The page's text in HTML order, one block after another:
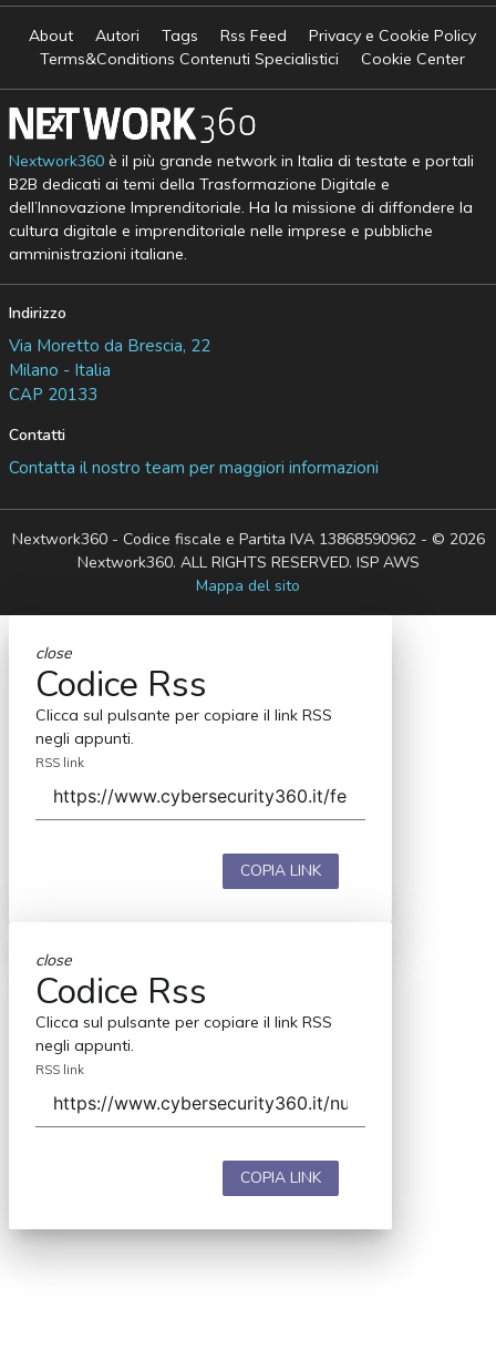
About Autori Tags Rss Feed
Privacy e Cookie Policy
Terms&Conditions Contenuti Specialistici
Cookie Center
Nextwork360è il più grande network in Italia di testate e portali
B2B dedicati ai temi della Trasformazione Digitale e
dell’Innovazione Imprenditoriale. Ha la missione di diffondere la
cultura digitale e imprenditoriale nelle imprese e pubbliche
amministrazioni italiane.
Indirizzo
Via Moretto da Brescia, 22
Milano - Italia
CAP 20133
Contatti
Contatta il nostro team per maggiori informazioni
Nextwork360 - Codice fiscale e Partita IVA 13868590962 - © 2026
Nextwork360. ALL RIGHTS RESERVED. ISP AWS
Mappa del sito
close
Codice Rss
Clicca sul pulsante per copiare il link RSS
negli appunti.
RSS link
COPIA LINK
close
Codice Rss
Clicca sul pulsante per copiare il link RSS
negli appunti.
RSS link
COPIA LINK